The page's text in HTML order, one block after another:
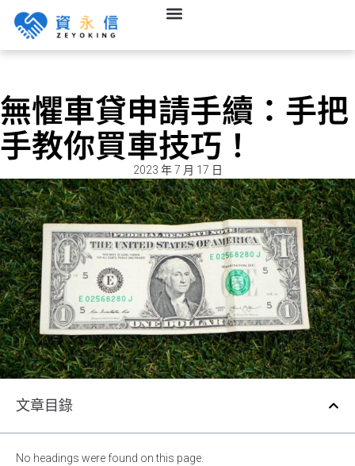
無懼車貸申請手續：手把
手教你買車技巧！
2023 年 7 月 17 日
文章目錄
No headings were found on this page.